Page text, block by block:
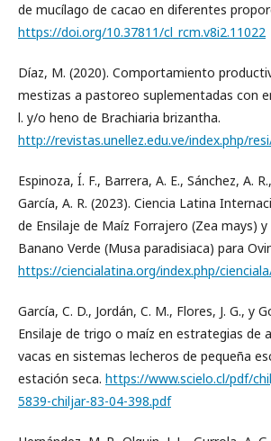
de mucílago de cacao en diferentes
https://doi.org/10.37811/cl_rcm.v8i2.11022
Díaz, M. (2020). Comportamiento
mestizas a pastoreo suplementadas con
l. y/o heno de Brachiaria brizantha.
http://revistas.unellez.edu.ve/index.php/
Espinoza, Í. F., Barrera, A. E., Sánchez, A.
García, A. R. (2023). Ciencia Latina
de Ensilaje de Maíz Forrajero (Zea mays) y
Banano Verde (Musa paradisiaca) para
https://ciencialatina.org/index.php/
García, C. D., Jordán, C. M., Flores, J. G., y
Ensilaje de trigo o maíz en estrategias de
vacas en sistemas lecheros de pequeña
estación seca. https://www.scielo.cl/pdf/
5839-chiljar-83-04-398.pdf